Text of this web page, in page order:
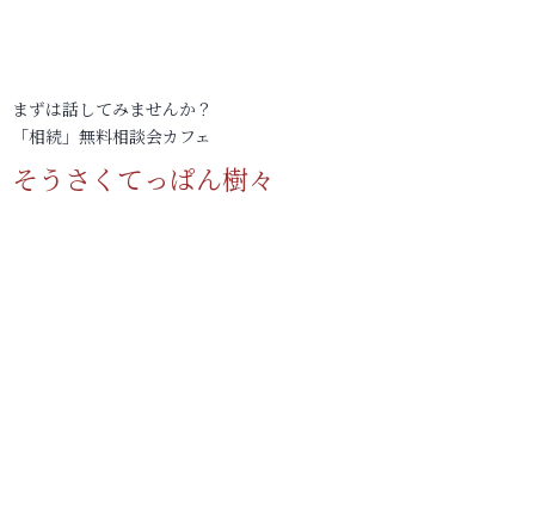
まずは話してみませんか？
「相続」無料相談会カフェ
そうさくてっぱん樹々